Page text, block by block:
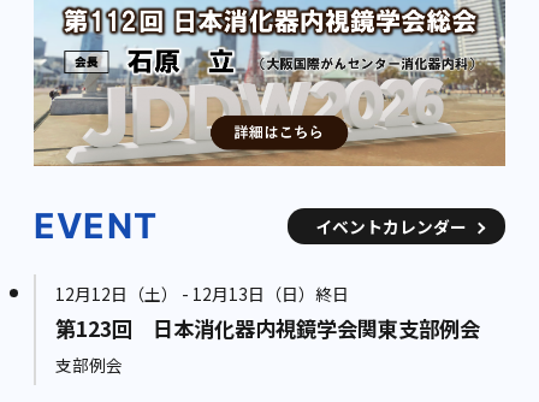
EVENT イベントカレンダー
12月12日（土） - 12月13日（日）終日
第123回 日本消化器内視鏡学会関東支部例会
支部例会